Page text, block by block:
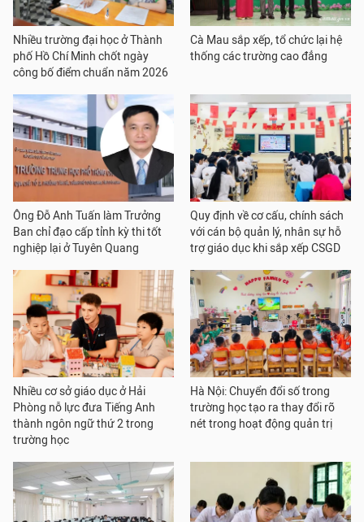
Nhiều trường đại học ở Thành
phố Hồ Chí Minh chốt ngày
công bố điểm chuẩn năm 2026
Cà Mau sắp xếp, tổ chức lại hệ
thống các trường cao đẳng
Ông Đỗ Anh Tuấn làm Trưởng
Ban chỉ đạo cấp tỉnh kỳ thi tốt
nghiệp lại ở Tuyên Quang
Quy định về cơ cấu, chính sách
với cán bộ quản lý, nhân sự hỗ
trợ giáo dục khi sắp xếp CSGD
Nhiều cơ sở giáo dục ở Hải
Phòng nỗ lực đưa Tiếng Anh
thành ngôn ngữ thứ 2 trong
trường học
Hà Nội: Chuyển đổi số trong
trường học tạo ra thay đổi rõ
nét trong hoạt động quản trị